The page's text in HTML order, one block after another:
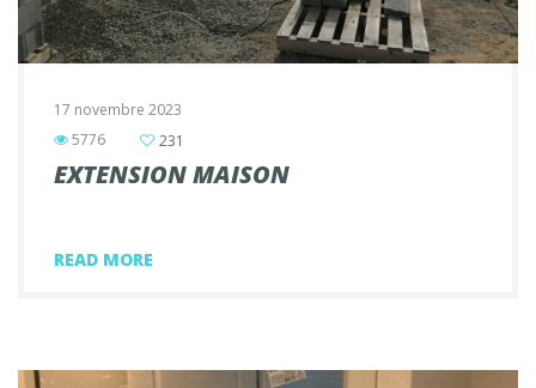
17 novembre 2023
5776
231
EXTENSION MAISON
READ MORE